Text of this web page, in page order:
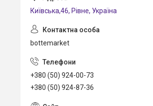
Київська,46, Рівне, Україна
bottemarket
+380 (50) 924-00-73
+380 (50) 924-87-36